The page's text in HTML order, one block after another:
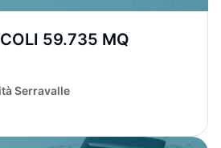
59.735 MQ
Serravalle